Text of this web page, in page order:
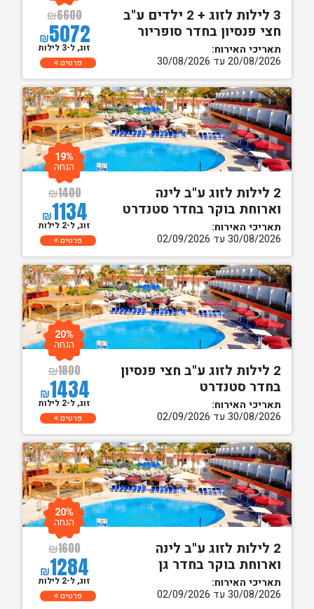
3 לילות לזוג + 2 ילדים ע"ב
חצי פנסיון בחדר סופריור
תאריכי האירוח:
20/08/2026 עד 30/08/2026
₪6600
₪5072
זוג, ל-3 לילות
פרטים
2 לילות לזוג ע"ב לינה
וארוחת בוקר בחדר סטנדרט
תאריכי האירוח:
30/08/2026 עד 02/09/2026
₪1400
₪1134
19%
הנחה
זוג, ל-2 לילות
פרטים
2 לילות לזוג ע"ב חצי פנסיון
בחדר סטנדרט
תאריכי האירוח:
30/08/2026 עד 02/09/2026
₪1800
₪1434
20%
הנחה
זוג, ל-2 לילות
פרטים
2 לילות לזוג ע"ב לינה
וארוחת בוקר בחדר גן
תאריכי האירוח:
30/08/2026 עד 02/09/2026
₪1600
₪1284
20%
הנחה
זוג, ל-2 לילות
פרטים